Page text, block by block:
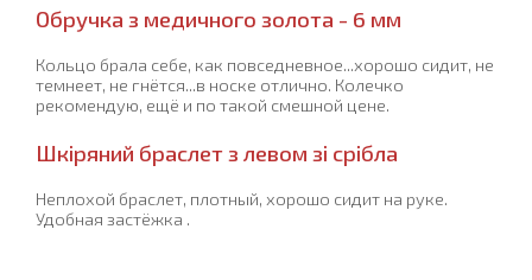
Обручка з медичного золота - 6 мм
Кольцо брала себе, как повседневное...хорошо сидит, не
темнеет, не гнётся...в носке отлично. Колечко
рекомендую, ещё и по такой смешной цене.
Шкіряний браслет з левом зі срібла
Неплохой браслет, плотный, хорошо сидит на руке.
Удобная застёжка .